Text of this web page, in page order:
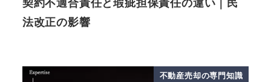
契約不適合責任と瑕疵担保責任の違い｜民
法改正の影響
不動産売却の専門知識